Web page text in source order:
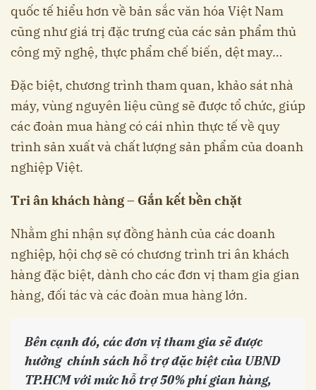
quốc tế hiểu hơn về bản sắc văn hóa Việt Nam
cũng như giá trị đặc trưng của các sản phẩm thủ
công mỹ nghệ, thực phẩm chế biến, dệt may…
Đặc biệt, chương trình tham quan, khảo sát nhà
máy, vùng nguyên liệu cũng sẽ được tổ chức, giúp
các đoàn mua hàng có cái nhìn thực tế về quy
trình sản xuất và chất lượng sản phẩm của doanh
nghiệp Việt.
Tri ân khách hàng – Gắn kết bền chặt
Nhằm ghi nhận sự đồng hành của các doanh
nghiệp, hội chợ sẽ có chương trình tri ân khách
hàng đặc biệt, dành cho các đơn vị tham gia gian
hàng, đối tác và các đoàn mua hàng lớn.
Bên cạnh đó, các đơn vị tham gia sẽ được
hưởng chính sách hỗ trợ đặc biệt của UBND
TP.HCM với mức hỗ trợ 50% phí gian hàng,